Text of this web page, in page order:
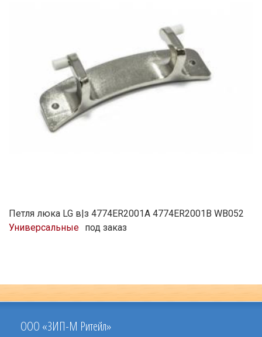
Петля люка LG в|з 4774ER2001A 4774ER2001B WB052
Универсальные под заказ
ООО «ЗИП-М Ритейл»